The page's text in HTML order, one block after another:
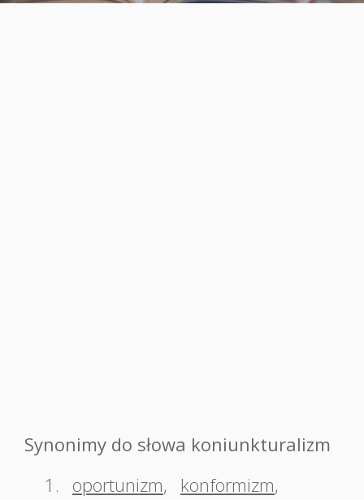
Synonimy do słowa koniunkturalizm
1.
oportunizm, konformizm,